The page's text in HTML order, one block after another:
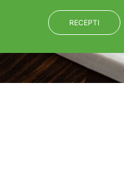
RECEPTI